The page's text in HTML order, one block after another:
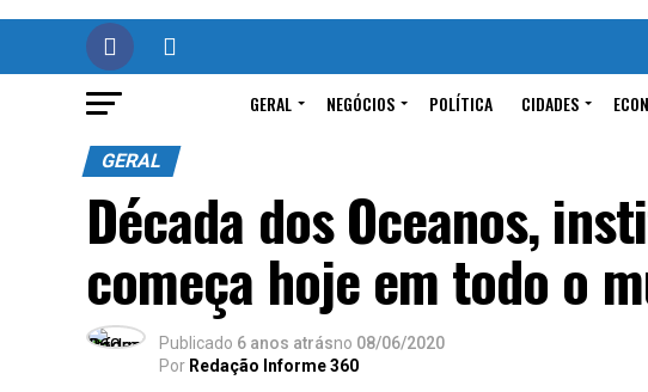
GERAL NEGÓCIOS POLÍTICA CIDADES
GERAL
Década dos Oceanos,
começa hoje em todo o
Publicado 6 anos atrásno 08/06/2020
Por Redação Informe 360